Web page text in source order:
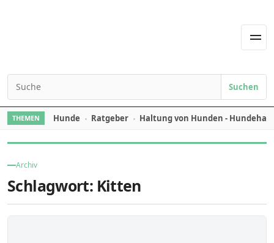
Search for:
Suchen
THEMEN Hunde Ratgeber Haltung von Hunden -
Archiv
Schlagwort: Kitten